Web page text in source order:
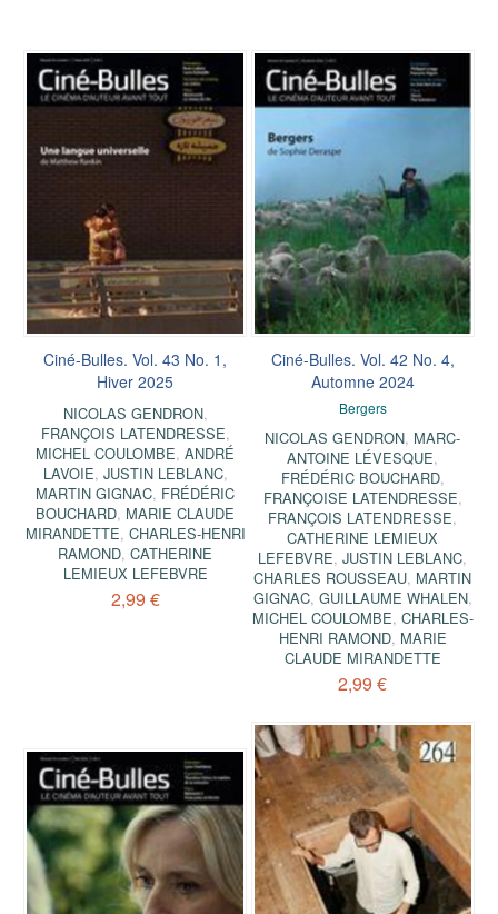
Ciné-Bulles. Vol. 43 No. 1,
Hiver 2025
NICOLAS GENDRON,
FRANÇOIS LATENDRESSE,
MICHEL COULOMBE,ANDRÉ
LAVOIE, JUSTIN LEBLANC,
MARTIN GIGNAC, FRÉDÉRIC
BOUCHARD, MARIE CLAUDE
MIRANDETTE, CHARLES-HENRI
RAMOND,CATHERINE
LEMIEUX LEFEBVRE
2,99 €
Ciné-Bulles. Vol. 42 No. 4,
Automne 2024
Bergers
NICOLAS GENDRON, MARC-
ANTOINE LÉVESQUE,
FRÉDÉRIC BOUCHARD,
FRANÇOISE LATENDRESSE,
FRANÇOIS LATENDRESSE,
CATHERINE LEMIEUX
LEFEBVRE,JUSTIN LEBLANC,
CHARLES ROUSSEAU, MARTIN
GIGNAC, GUILLAUME WHALEN,
MICHEL COULOMBE, CHARLES-
HENRI RAMOND, MARIE
CLAUDE MIRANDETTE
2,99 €